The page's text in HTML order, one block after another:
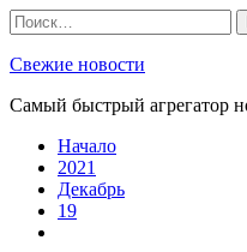
Skip
to
content
Найти:
Свежие новости
Самый быстрый агрегатор
Начало
2021
Декабрь
19